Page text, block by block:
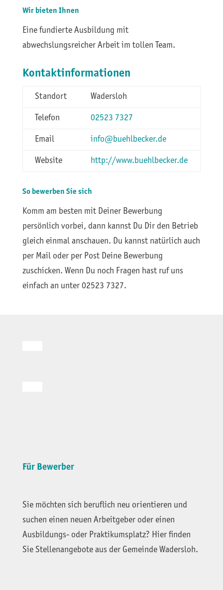
Wir bieten Ihnen
Eine fundierte Ausbildung mit
abwechslungsreicher Arbeit im tollen Team.
Kontaktinformationen
Standort Wadersloh
Telefon 02523 7327
Email info@buehlbecker.de
Website http://www.buehlbecker.de
So bewerben Sie sich
Komm am besten mit Deiner Bewerbung
persönlich vorbei, dann kannst Du Dir den Betrieb
gleich einmal anschauen. Du kannst natürlich auch
per Mail oder per Post Deine Bewerbung
zuschicken. Wenn Du noch Fragen hast ruf uns
einfach an unter 02523 7327.
Für Bewerber
Sie möchten sich beruflich neu orientieren und
suchen einen neuen Arbeitgeber oder einen
Ausbildungs- oder Praktikumsplatz? Hier finden
Sie Stellenangebote aus der Gemeinde Wadersloh.